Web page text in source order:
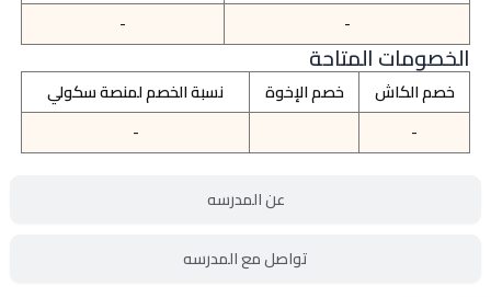
عن المدرسه
تواصل مع المدرسه
-
-
الخصومات المتاحة
خصم الكاش خصم الإخوة
نسبة الخصم لمنصة سكولي
-
-